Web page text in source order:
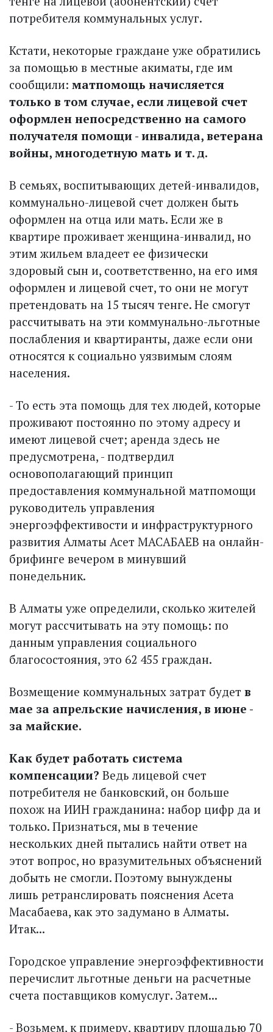
потребителя коммунальных услуг.
Кстати, некоторые граждане уже обратились
за помощью в местные акиматы, где им
сообщили: матпомощь начисляется
только в том случае, если лицевой счет
оформлен непосредственно на самого
получателя помощи - инвалида, ветерана
войны, многодетную мать и т. д.
В семьях, воспитывающих детей-инвалидов,
коммунально-лицевой счет должен быть
оформ­лен на отца или мать. Если же в
квартире проживает женщина-инвалид, но
этим жильем владеет ее физически
здоровый сын и, соответственно, на его имя
оформ­лен и лицевой счет, то они не могут
претендовать на 15 тысяч тенге. Не смогут
рассчитывать на эти коммунально-льготные
послабления и квартиранты, даже если они
относятся к социально уязвимым слоям
населения.
- То есть эта помощь для тех людей, которые
проживают постоянно по этому адресу и
имеют лицевой счет; аренда здесь не
предусмотрена, - подтвердил
основополагающий принцип
предоставления коммунальной матпомощи
руководитель управления
энергоэффективости и инфраструктурного
развития Алматы Асет МАСАБАЕВ на онлайн-
брифинге вечером в минувший
понедельник.
В Алматы уже определили, сколько жителей
могут рассчитывать на эту помощь: по
данным управления социального
благосостояния, это 62 455 граждан.
Возмещение коммунальных затрат будет в
мае за апрельские начисления, в июне -
за майские.
Как будет работать система
компенсации? Ведь лицевой счет
потребителя не банковский, он больше
похож на ИИН гражданина: набор цифр да и
только. Признаться, мы в течение
нескольких дней пытались найти ответ на
этот вопрос, но вразумительных объяснений
добыть не смогли. Поэтому вынуждены
лишь ретранслировать пояснения Асета
Масабаева, как это задумано в Алматы.
Итак...
Городское управление энергоэффективности
перечислит льготные деньги на расчетные
счета поставщиков комуслуг. Затем...
- Возьмем, к примеру, квартиру площадью 70